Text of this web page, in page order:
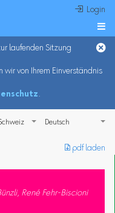
 Login

laufenden Sitzung
wir von Ihrem Einverständnis
.
︎ pdf laden
René Fehr-Biscioni